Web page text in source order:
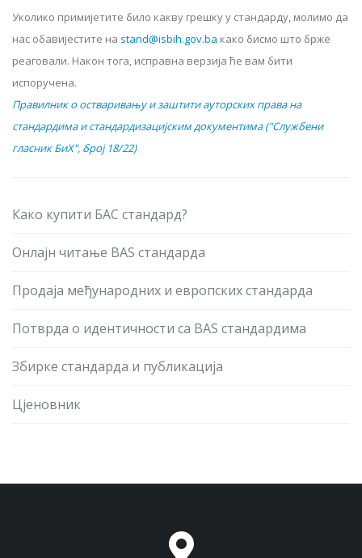
Уколико примијетите било какву грешку у стандарду, молимо да
нас обавијестите на stand@isbih.gov.ba како бисмо што брже
реаговали. Након тога, исправна верзија ће вам бити
испоручена.
Правилник о остваривању и заштити ауторских права на
стандардима и стандардизацијским документима ("Службени
гласник БиХ", број 18/22)
Како купити БАС стандард?
Онлајн читање BAS стандарда
Продаја међународних и европских стандарда
Потврда о идентичности са BAS стандардима
Збирке стандарда и публикација
Цјеновник